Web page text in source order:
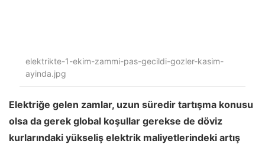
elektrikte-1-ekim-zammi-pas-gecildi-gozler-kasim-
ayinda.jpg
Elektriğe gelen zamlar, uzun süredir tartışma konusu
olsa da gerek global koşullar gerekse de döviz
kurlarındaki yükseliş elektrik maliyetlerindeki artış